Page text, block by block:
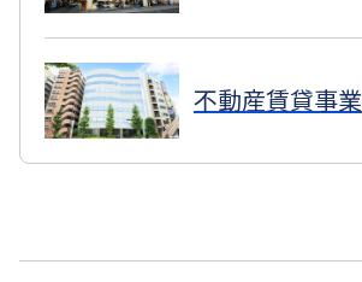
不動産賃貸事業